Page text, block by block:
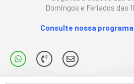
Domingos e Feriados das
Consulte nossa